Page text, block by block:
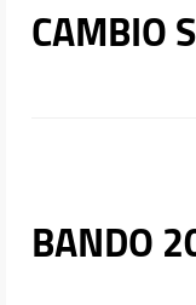
CAMBIO
BANDO